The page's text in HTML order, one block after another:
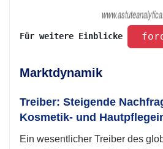
Für weitere Einblicke
Marktdynamik
Treiber: Steigende
Kosmetik- und
Ein wesentlicher Treiber des